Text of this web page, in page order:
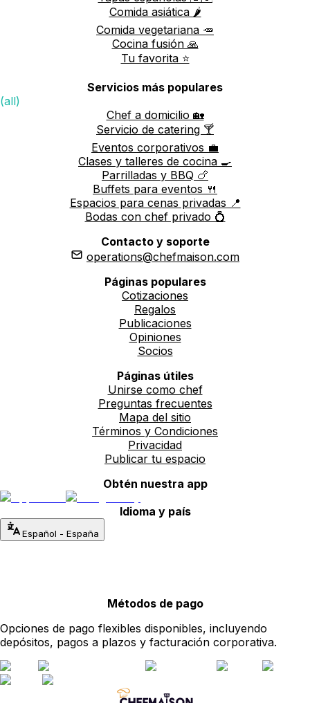
Comida asiática 🌶️
Comida vegetariana 🥕
Cocina fusión 🙏
Tu favorita ⭐️
Servicios más populares
(all)
Chef a domicilio 🏡
Servicio de catering 🍸
Eventos corporativos 💼
Clases y talleres de cocina 🍳
Parrilladas y BBQ 🍗
Buffets para eventos 🍴
Espacios para cenas privadas 📍
Bodas con chef privado 💍
Contacto y soporte
operations@chefmaison.com
Páginas populares
Cotizaciones
Regalos
Publicaciones
Opiniones
Socios
Páginas útiles
Unirse como chef
Preguntas frecuentes
Mapa del sitio
Términos y Condiciones
Privacidad
Publicar tu espacio
Obtén nuestra app
Idioma y país
Español - España
Métodos de pago
Opciones de pago flexibles disponibles, incluyendo
depósitos, pagos a plazos y facturación corporativa.